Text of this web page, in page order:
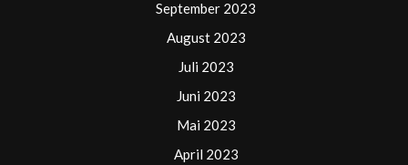
September 2023
August 2023
Juli 2023
Juni 2023
Mai 2023
April 2023